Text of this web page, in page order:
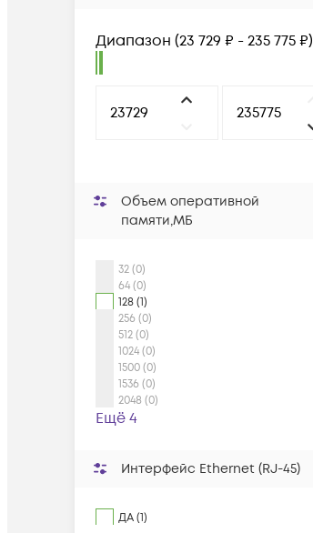
Диапазон (23 729 ₽ - 235 775 ₽)
Объем оперативной
памяти,МБ
32 (0)
64 (0)
128 (1)
256 (0)
512 (0)
1024 (0)
1500 (0)
1536 (0)
2048 (0)
Ещё 4
Интерфейс Ethernet (RJ-45)
ДА (1)